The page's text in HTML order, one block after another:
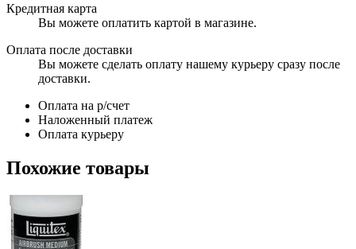
Кредитная карта
Вы можете оплатить картой в магазине.
Оплата после доставки
Вы можете сделать оплату нашему курьеру сразу после
доставки.
Оплата на р/счет
Наложенный платеж
Оплата курьеру
Похожие товары